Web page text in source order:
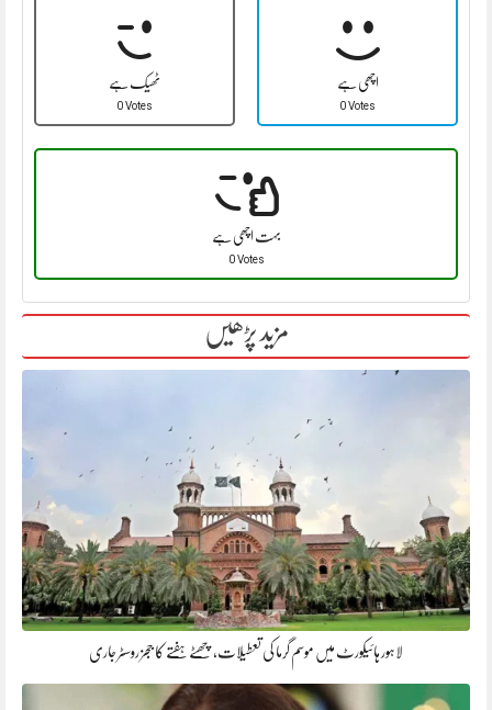
ٹھیک ہے
0 Votes
اچھی ہے
0 Votes
بہت اچھی ہے
0 Votes
مزید پڑھیں
لاہور ہائیکورٹ میں موسم گرما کی تعطیلات، چھٹے ہفتے کا ججز روسٹر جاری